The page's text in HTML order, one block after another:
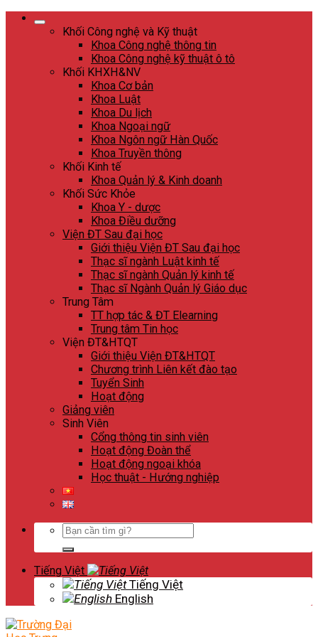
Skip
Khối Công nghệ và Kỹ thuật
Khoa Công nghệ thông tin
Khoa Công nghệ kỹ thuật ô tô
Khối KHXH&NV
Khoa Cơ bản
Khoa Luật
Khoa Du lịch
Khoa Ngoại ngữ
Khoa Ngôn ngữ Hàn Quốc
Khoa Truyền thông
Khối Kinh tế
Khoa Quản lý & Kinh doanh
Khối Sức Khỏe
Khoa Y - dược
Khoa Điều dưỡng
Viện ĐT Sau đại học
Giới thiệu Viện ĐT Sau đại học
Thạc sĩ ngành Luật kinh tế
Thạc sĩ ngành Quản lý kinh tế
Thạc sĩ Ngành Quản lý Giáo dục
Trung Tâm
TT hợp tác & ĐT Elearning
Trung tâm Tin học
Viện ĐT&HTQT
Giới thiệu Viện ĐT&HTQT
Chương trình Liên kết đào tạo
Tuyển Sinh
Hoạt động
Giảng viên
Sinh Viên
Cổng thông tin sinh viên
Hoạt động Đoàn thể
Hoạt động ngoại khóa
Học thuật - Hướng nghiệp
Search
Tiếng Việt
Tiếng Việt
English